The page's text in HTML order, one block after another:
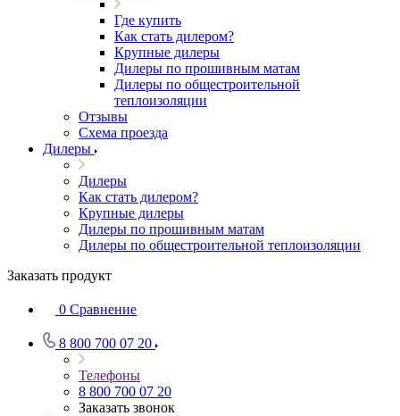
Где купить
Как стать дилером?
Крупные дилеры
Дилеры по прошивным матам
Дилеры по общестроительной
теплоизоляции
Отзывы
Схема проезда
Дилеры
Дилеры
Как стать дилером?
Крупные дилеры
Дилеры по прошивным матам
Дилеры по общестроительной теплоизоляции
Заказать продукт
0 Сравнение
8 800 700 07 20
Телефоны
8 800 700 07 20
Заказать звонок